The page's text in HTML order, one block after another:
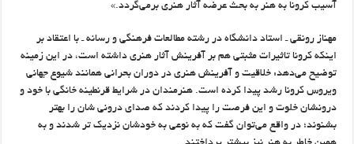
آسیب کرونا به هنر به بحث عرضه آثار هنری برمی‌گردد.»
مهناز رونقی ـ استاد دانشگاه در رشته مطالعات فرهنگی و رسانه ـ با اعتقاد بر
اینکه کرونا تاثیرات مثبتی هم بر آفرینش آثار هنری داشته است، در این زمینه
توضیح می‌دهد: خلاقیت و آفرینش هنری در دوران بحرانی همانند شیوع جهانی
ویروس کرونا رشد پیدا کرده است. هنرمندان در شرایط قرنطینه خانگی با خود و
درونشان خلوت و این فرصت را پیدا کردند که صدای درونی شان را بهتر
بشنوند؛ در واقع می‌توان گفت که به نوعی به خودشان نزدیک تر شدند و به